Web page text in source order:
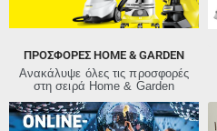
ΠΡΟΣΦΟΡΈΣ HOME & GARDEN
Ανακάλυψε όλες τις προσφορές
στη σειρά Home & Garden